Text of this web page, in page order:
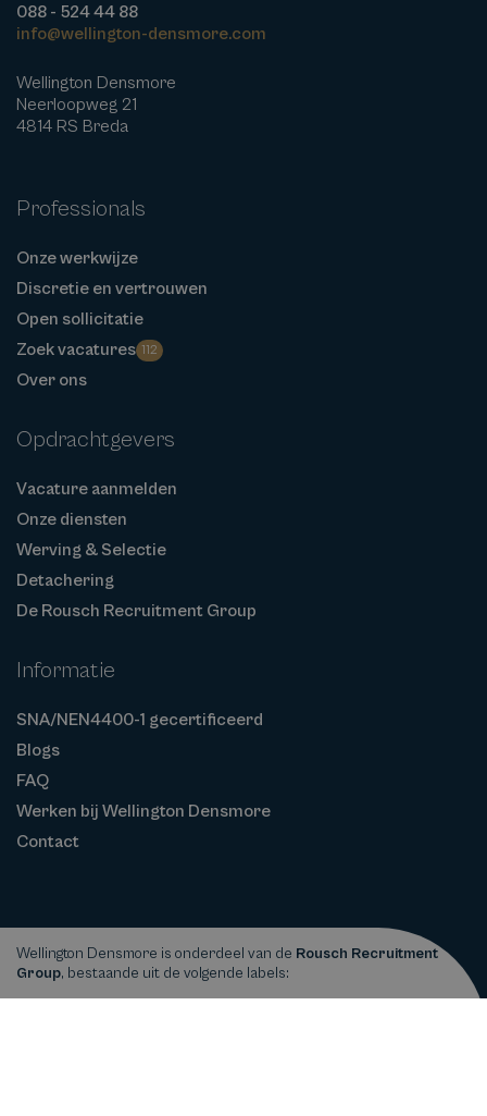
088 - 524 44 88
info@wellington-densmore.com
Wellington Densmore
Neerloopweg 21
4814 RS Breda
Professionals
Onze werkwijze
Discretie en vertrouwen
Open sollicitatie
Zoek vacatures 112
Over ons
Opdrachtgevers
Vacature aanmelden
Onze diensten
Werving & Selectie
Detachering
De Rousch Recruitment Group
Informatie
SNA/NEN4400-1 gecertificeerd
Blogs
FAQ
Werken bij Wellington Densmore
Contact
Wellington Densmore is onderdeel van de Rousch Recruitment
Group, bestaande uit de volgende labels: